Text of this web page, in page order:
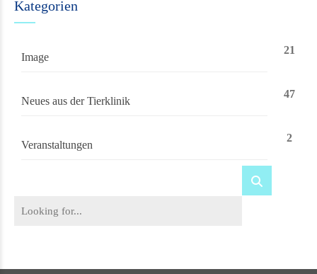
Kategorien
Image
21
Neues aus der Tierklinik
47
Veranstaltungen
2